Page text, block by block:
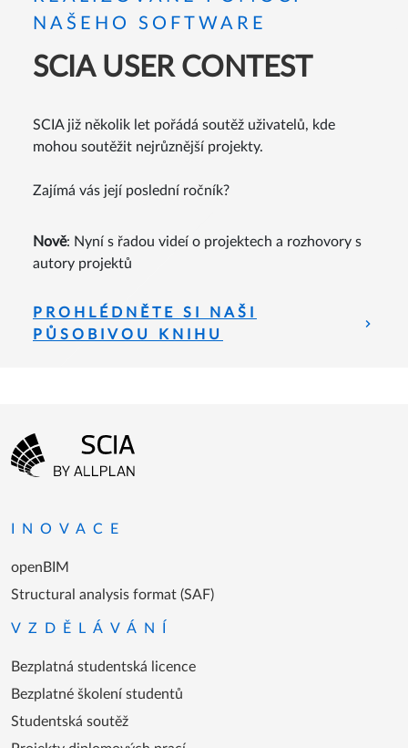
NAŠEHO SOFTWARE
SCIA USER CONTEST
SCIA již několik let pořádá soutěž uživatelů, kde
mohou soutěžit nejrůznější projekty.
Zajímá vás její poslední ročník?
Nově: Nyní s řadou videí o projektech a rozhovory s
autory projektů
PROHLÉDNĚTE SI NAŠI
PŮSOBIVOU KNIHU
Menu patičky
INOVACE
openBIM
Structural analysis format (SAF)
VZDĚLÁVÁNÍ
Bezplatná studentská licence
Bezplatné školení studentů
Studentská soutěž